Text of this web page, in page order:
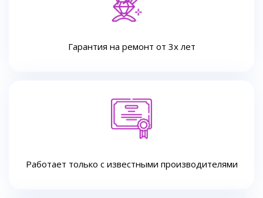
Гарантия на ремонт от 3х лет
Работает только с известными производителями